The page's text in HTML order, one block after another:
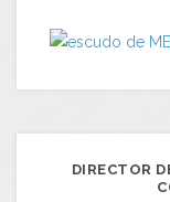
DIRECTOR